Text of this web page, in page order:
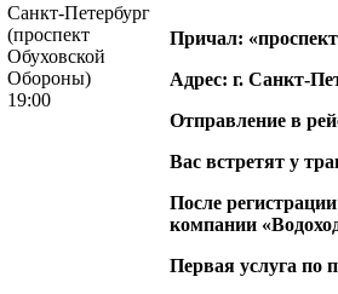
Санкт-Петербург
(проспект
Обуховской
Обороны)
19:00
Причал:
Адрес: г. Санкт-
Отправление в
Вас встретят у
После
компании
Первая услуга по